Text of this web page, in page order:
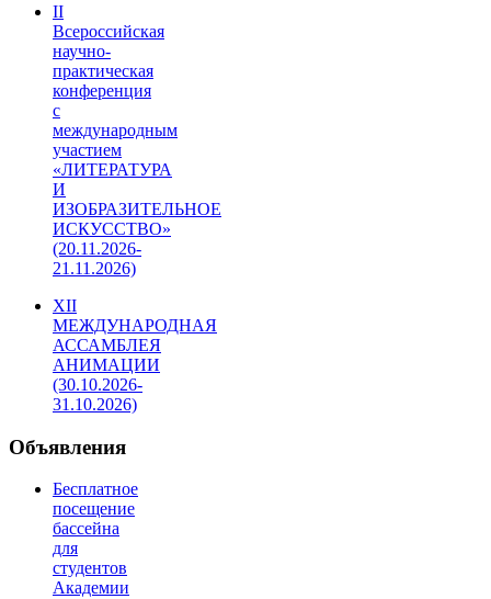
II
Всероссийская
научно-
практическая
конференция
с
международным
участием
«ЛИТЕРАТУРА
И
ИЗОБРАЗИТЕЛЬНОЕ
ИСКУССТВО»
(20.11.2026-
21.11.2026)
XII
МЕЖДУНАРОДНАЯ
АССАМБЛЕЯ
АНИМАЦИИ
(30.10.2026-
31.10.2026)
Объявления
Бесплатное
посещение
бассейна
для
студентов
Академии